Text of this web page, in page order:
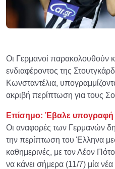
Οι Γερμανοί παρακολουθούν
ενδιαφέροντος της
Κωνσταντέλια,
ακριβή περίπτωση για τoυς
Επίσημο: Έβαλε υπογραφή
Οι αναφορές των Γερμανών
την περίπτωση του Έλληνα
καθημερινές, με τον Λέον
να κάνει σήμερα (11/7) μία